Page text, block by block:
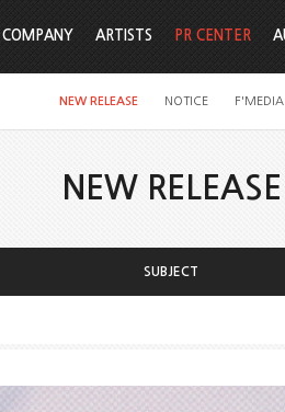
COMPANY ARTISTS PR CENTER
NEW RELEASE NOTICE F'MEDIA
NEW RELEASE
SUBJECT